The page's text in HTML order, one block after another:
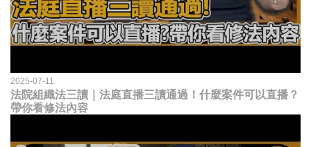
2025-07-11
法院組織法三讀｜法庭直播三讀通過！什麼案件可以直播？
帶你看修法內容